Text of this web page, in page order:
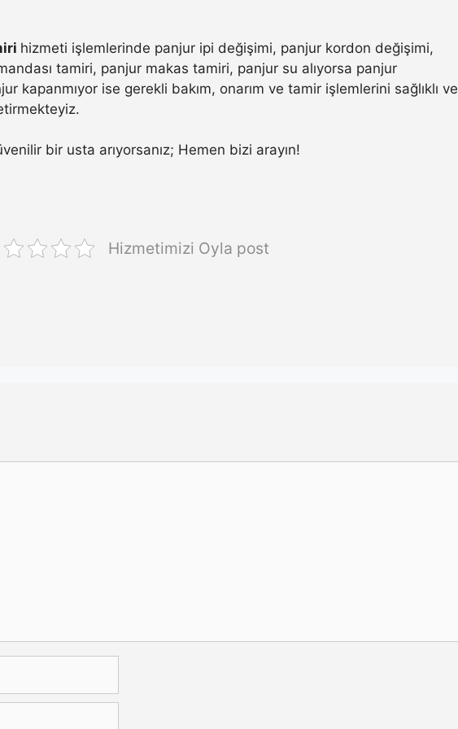
hizmeti işlemlerinde panjur ipi değişimi, panjur kordon değişimi,
tamiri, panjur makas tamiri, panjur su alıyorsa panjur
kapanmıyor ise gerekli bakım, onarım ve tamir işlemlerini sağlıklı ve
bir usta arıyorsanız; Hemen bizi arayın!
Hizmetimizi Oyla post